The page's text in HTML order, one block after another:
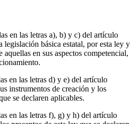
en las letras a), b) y c) del artículo
legislación básica estatal, por esta ley y
en sus aspectos competencial,
en las letras d) y e) del artículo
instrumentos de creación y los
se declaren aplicables.
en las letras f), g) y h) del artículo